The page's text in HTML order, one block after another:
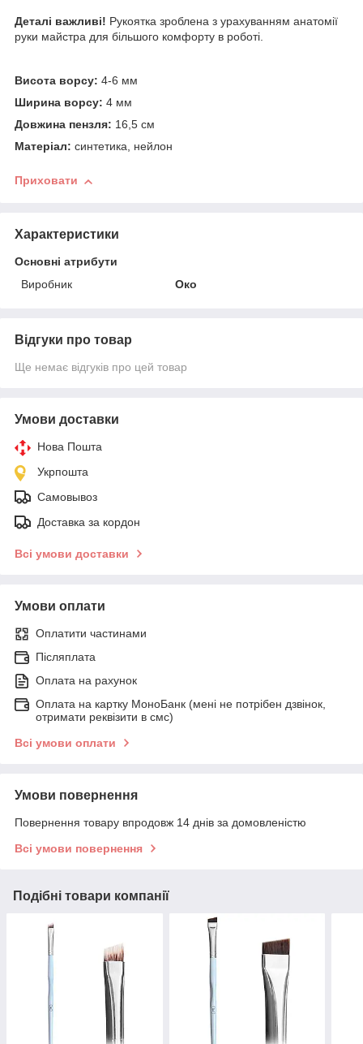
Деталі важливі! Рукоятка зроблена з урахуванням анатомії
руки майстра для більшого комфорту в роботі.
Висота ворсу: 4-6 мм
Ширина ворсу: 4 мм
Довжина пензля: 16,5 см
Матеріал: синтетика, нейлон
Приховати
Характеристики
Основні атрибути
Виробник
Око
Відгуки про товар
Ще немає відгуків про цей товар
Умови доставки
Нова Пошта
Укрпошта
Самовывоз
Доставка за кордон
Всі умови доставки
Умови оплати
Оплатити частинами
Післяплата
Оплата на рахунок
Оплата на картку МоноБанк (мені не потрібен дзвінок,
отримати реквізити в смс)
Всі умови оплати
Умови повернення
Повернення товару впродовж 14 днів за домовленістю
Всі умови повернення
Подібні товари компанії